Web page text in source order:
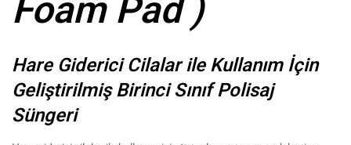
Hare Giderici Cilalar ile Kullanım İçin
Geliştirilmiş Birinci Sınıf Polisaj
Süngeri